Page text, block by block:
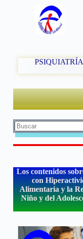
Los contenidos
con
Alimentaria y la
Niño y del